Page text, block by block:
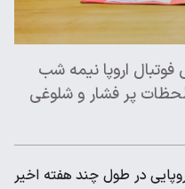
فوتبال اروپا نیمه شب
پر فشار و شلوغی
در طول چند هفته اخیر